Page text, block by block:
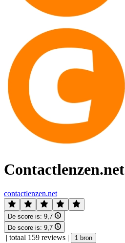
Contactlenzen.net
contactlenzen.net
De score is: 9,7
De score is: 9,7
| totaal 159 reviews | 1 bron